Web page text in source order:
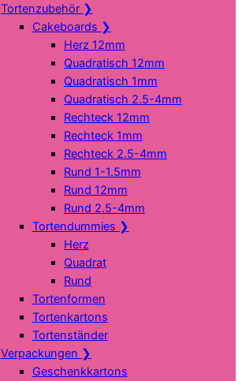
Tortenzubehör ❯
Cakeboards ❯
Herz 12mm
Quadratisch 12mm
Quadratisch 1mm
Quadratisch 2.5-4mm
Rechteck 12mm
Rechteck 1mm
Rechteck 2.5-4mm
Rund 1-1.5mm
Rund 12mm
Rund 2.5-4mm
Tortendummies ❯
Herz
Quadrat
Rund
Tortenformen
Tortenkartons
Tortenständer
Verpackungen ❯
Geschenkkartons